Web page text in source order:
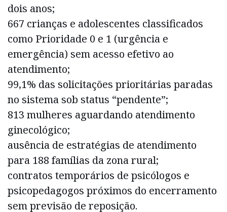
dois anos;
667 crianças e adolescentes classificados
como Prioridade 0 e 1 (urgência e
emergência) sem acesso efetivo ao
atendimento;
99,1% das solicitações prioritárias paradas
no sistema sob status “pendente”;
813 mulheres aguardando atendimento
ginecológico;
ausência de estratégias de atendimento
para 188 famílias da zona rural;
contratos temporários de psicólogos e
psicopedagogos próximos do encerramento
sem previsão de reposição.